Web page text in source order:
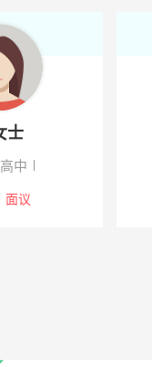
士
高中
面议